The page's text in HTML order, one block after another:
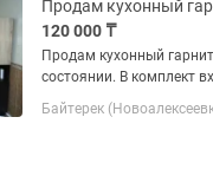
120 000 ₸
Продам кухонный
состоянии. В комплект
дополнительный
установленный вместо
Байтерек